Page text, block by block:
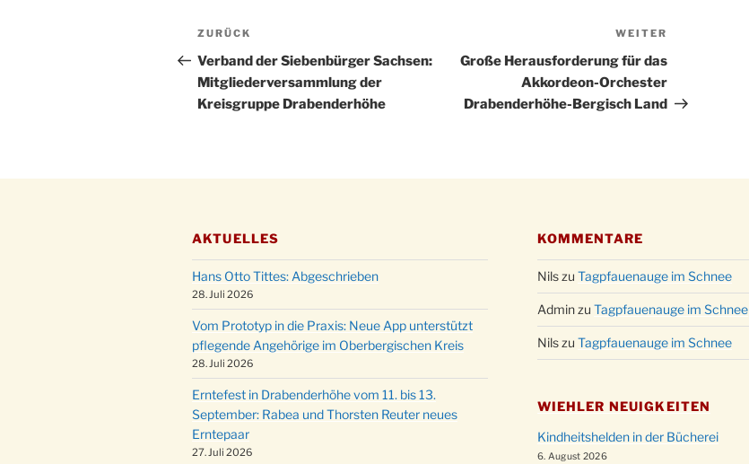
Beitragsnavigation
Vorheriger
Beitrag
ZURÜCK
Verband der Siebenbürger Sachsen:
Mitgliederversammlung der
Kreisgruppe Drabenderhöhe
Beitrag
WEITER
Große Herausforderung für das
Akkordeon-Orchester
Drabenderhöhe-Bergisch Land
AKTUELLES
Hans Otto Tittes: Abgeschrieben
28. Juli 2026
Vom Prototyp in die Praxis: Neue App unterstützt
pflegende Angehörige im Oberbergischen Kreis
28. Juli 2026
Erntefest in Drabenderhöhe vom 11. bis 13.
September: Rabea und Thorsten Reuter neues
Erntepaar
27. Juli 2026
KOMMENTARE
Nilszu Tagpfauenauge im Schnee
Adminzu Tagpfauenauge im Schnee
Nilszu Tagpfauenauge im Schnee
WIEHLER NEUIGKEITEN
Kindheitshelden in der Bücherei
6. August 2026